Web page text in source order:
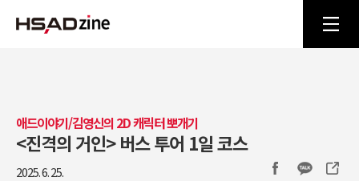
애드이야기/김영신의 2D 캐릭터 뽀개기
<진격의 거인> 버스 투어 1일 코스
2025. 6. 25.